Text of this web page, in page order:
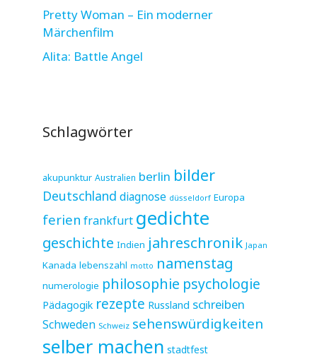
Pretty Woman – Ein moderner
Märchenfilm
Alita: Battle Angel
Schlagwörter
akupunktur Australien berlin bilder
Deutschland diagnose düsseldorf Europa
ferien frankfurt gedichte
geschichte Indien jahreschronik Japan
Kanada lebenszahl motto namenstag
numerologie philosophie psychologie
Pädagogik rezepte Russland schreiben
Schweden Schweiz sehenswürdigkeiten
selber machen stadtfest